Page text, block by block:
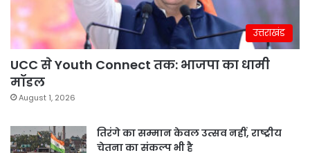
उत्तराखंड
UCC से Youth Connect तक: भाजपा का धामी
मॉडल
August 1, 2026
तिरंगे का सम्मान केवल उत्सव नहीं, राष्ट्रीय
चेतना का संकल्प भी है